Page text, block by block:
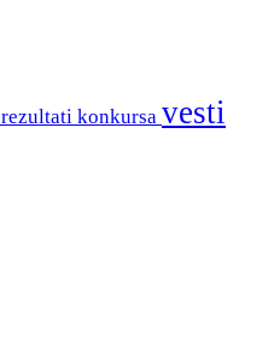
rezultati konkursa vesti